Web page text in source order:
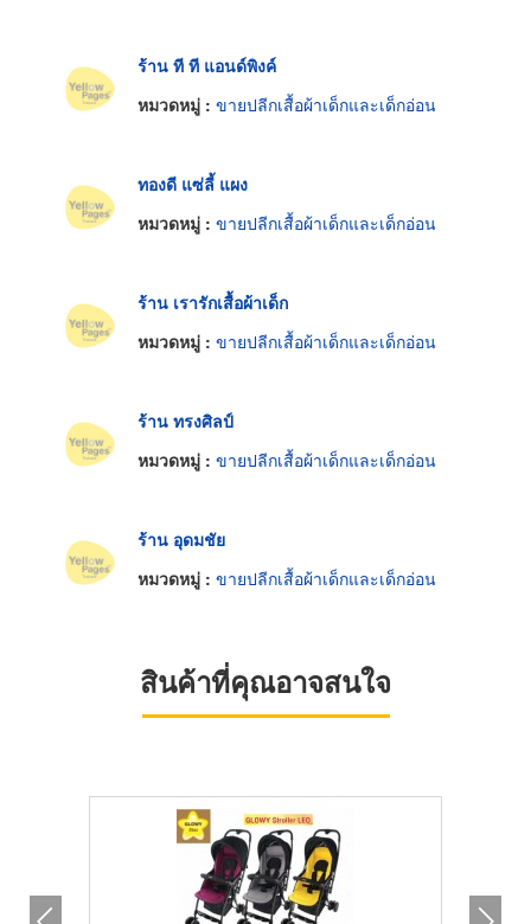
ร้าน ที ที แอนด์พิงค์
หมวดหมู่ : ขายปลีกเสื้อผ้าเด็กและเด็กอ่อน
ทองดี แซ่ลี้ แผง
หมวดหมู่ : ขายปลีกเสื้อผ้าเด็กและเด็กอ่อน
ร้าน เรารักเสื้อผ้าเด็ก
หมวดหมู่ : ขายปลีกเสื้อผ้าเด็กและเด็กอ่อน
ร้าน ทรงศิลป์
หมวดหมู่ : ขายปลีกเสื้อผ้าเด็กและเด็กอ่อน
ร้าน อุดมชัย
หมวดหมู่ : ขายปลีกเสื้อผ้าเด็กและเด็กอ่อน
สินค้าที่คุณอาจสนใจ